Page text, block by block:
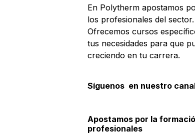
En Polytherm apostamos
los profesionales del sector.
Ofrecemos cursos
tus necesidades para que
creciendo en tu carrera.
Síguenos en nuestro
Apostamos por la
profesionales